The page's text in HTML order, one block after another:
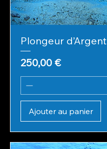
Plongeur d’Argent
Prix
250,00 €
Ajouter au panier